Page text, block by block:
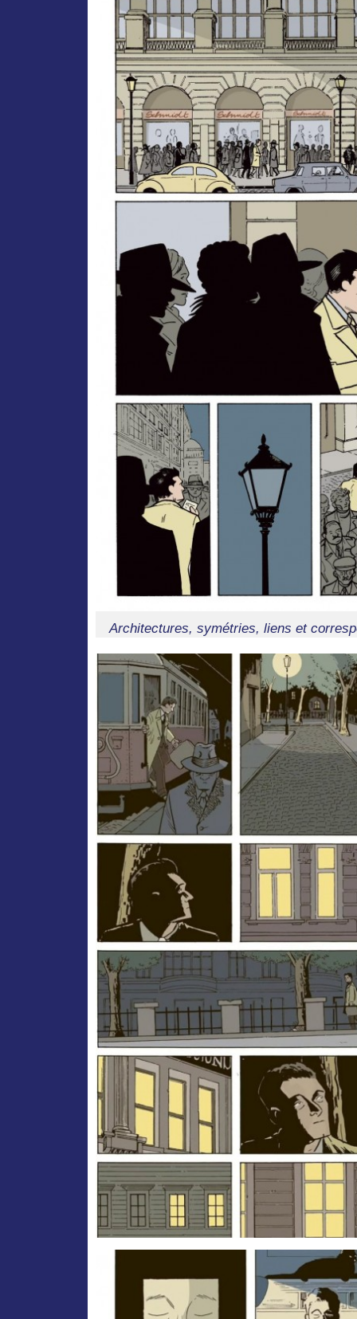
Architectures, symétries, liens et